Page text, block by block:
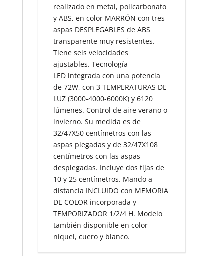
realizado en metal, policarbonato
y ABS, en color MARRÓN con tres
aspas DESPLEGABLES de ABS
transparente muy resistentes.
Tiene seis velocidades
ajustables. Tecnología
LED integrada con una potencia
de 72W, con 3 TEMPERATURAS DE
LUZ (3000-4000-6000K) y 6120
lúmenes. Control de aire verano o
invierno. Su medida es de
32/47X50 centímetros con las
aspas plegadas y de 32/47X108
centímetros con las aspas
desplegadas. Incluye dos tijas de
10 y 25 centímetros. Mando a
distancia INCLUIDO con MEMORIA
DE COLOR incorporada y
TEMPORIZADOR 1/2/4 H. Modelo
también disponible en color
níquel, cuero y blanco.